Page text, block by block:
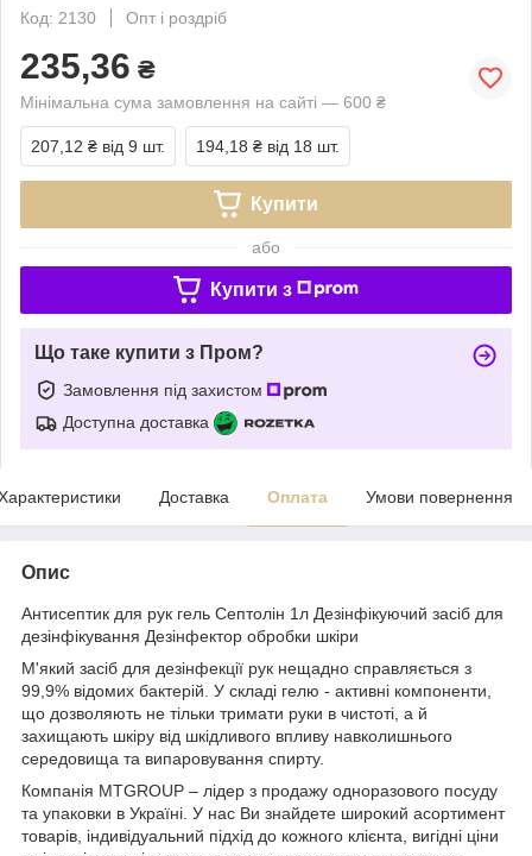
Код: 2130
Опт і роздріб
235,36 ₴
Мінімальна сума замовлення на сайті — 600 ₴
207,12 ₴ від 9 шт. 194,18 ₴ від 18 шт.
Купити
або
Купити з
Що таке купити з Пром?
Замовлення під захистом
Доступна доставка
Доставка Оплата Умови повернення
Опис
Антисептик для рук гель Септолін 1л Дезінфікуючий засіб для
дезінфікування Дезінфектор обробки шкіри
М'який засіб для дезінфекції рук нещадно справляється з
99,9% відомих бактерій. У складі гелю - активні компоненти,
що дозволяють не тільки тримати руки в чистоті, а й
захищають шкіру від шкідливого впливу навколишнього
середовища та випаровування спирту.
Компанія MTGROUP – лідер з продажу одноразового посуду
та упаковки в Україні. У нас Ви знайдете широкий асортимент
товарів, індивідуальний підхід до кожного клієнта, вигідні ціни